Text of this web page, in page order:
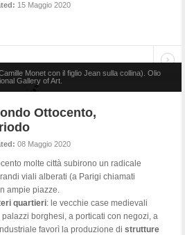
15 Maggio 2020
Monet con il figlio Jean sulla collina). Olio
Gallery of Art.
Ottocento,
08 Maggio 2020
molte città subirono un radicale
viali alberati (a Parigi chiamati
ampie piazze.
quartieri: le vecchie case medievali
borghesi, a porticati con negozi, a
favorì la produzione di strutture